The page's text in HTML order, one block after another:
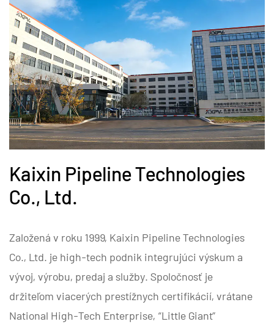
Kaixin Pipeline Technologies
Co., Ltd.
Založená v roku 1999, Kaixin Pipeline Technologies
Co., Ltd. je high-tech podnik integrujúci výskum a
vývoj, výrobu, predaj a služby. Spoločnosť je
držiteľom viacerých prestížnych certifikácií, vrátane
National High-Tech Enterprise, “Little Giant”